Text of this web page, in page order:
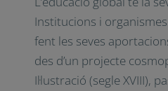
Institucions i
fent les seves
des d’un projecte
Il·lustració (segle XVIII),